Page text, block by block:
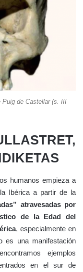
Puig de Castellar (s. III
humanos empieza a
Ibérica a partir de la
atravesadas por
de la Edad del
, especialmente en
es una manifestación
ejemplos
en el sur de